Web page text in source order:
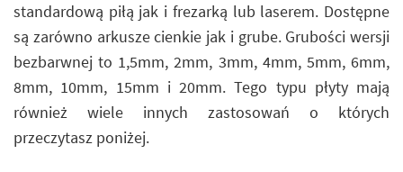
standardową piłą jak i frezarką lub laserem. Dostępne
są zarówno arkusze cienkie jak i grube. Grubości wersji
bezbarwnej to 1,5mm, 2mm, 3mm, 4mm, 5mm, 6mm,
8mm, 10mm, 15mm i 20mm. Tego typu płyty mają
również wiele innych zastosowań o których
przeczytasz poniżej.